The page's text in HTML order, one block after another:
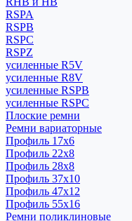
RSPA
RSPB
RSPC
RSPZ
усиленные R5V
усиленные R8V
усиленные RSPB
усиленные RSPC
Плоские ремни
Ремни вариаторные
Профиль 17x6
Профиль 22x8
Профиль 28x8
Профиль 37x10
Профиль 47x12
Профиль 55x16
Ремни поликлиновые